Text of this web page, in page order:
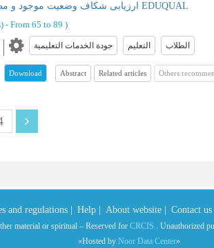
ارزیابی شکاف وضعیت موجود و مطلوب کیفیت خدمات آموزشی دانشگاه ارومیه بر اساس مدل EDUQUAL
-From 65 to 89 )
جودة الخدمات التعلیمیة التعلیم الطلاب
Download Abstract Related articles Others
and regulations | Help | About website | Contact us |
material or spiritual – Reserved for CRCIS . Unauthorized
«Hosted by Noor Data Center»